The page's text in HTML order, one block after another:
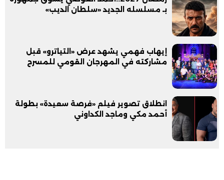
بـ مسلسله الجديد «سلطان الديب»
إيهاب فهمي يشهد عرض «التياترو» قبل
مشاركته في المهرجان القومي للمسرح
انطلاق تصوير فيلم «فرصة سعيدة» بطولة
أحمد مكي وماجد الكداوني